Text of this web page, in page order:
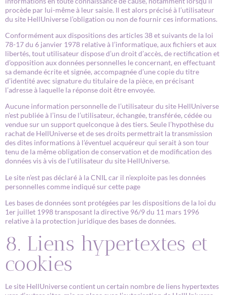
procède par lui-même à leur saisie. Il est alors précisé à l’utilisateur
du site HellUniverse l’obligation ou non de fournir ces informations.
Conformément aux dispositions des articles 38 et suivants de la loi
78-17 du 6 janvier 1978 relative à l’informatique, aux fichiers et aux
libertés, tout utilisateur dispose d’un droit d’accès, de rectification et
d’opposition aux données personnelles le concernant, en effectuant
sa demande écrite et signée, accompagnée d’une copie du titre
d’identité avec signature du titulaire de la pièce, en précisant
l’adresse à laquelle la réponse doit être envoyée.
Aucune information personnelle de l’utilisateur du site HellUniverse
n’est publiée à l’insu de l’utilisateur, échangée, transférée, cédée ou
vendue sur un support quelconque à des tiers. Seule l’hypothèse du
rachat de HellUniverse et de ses droits permettrait la transmission
des dites informations à l’éventuel acquéreur qui serait à son tour
tenu de la même obligation de conservation et de modification des
données vis à vis de l’utilisateur du site HellUniverse.
Le site n’est pas déclaré à la CNIL car il n’exploite pas les données
personnelles comme indiqué sur cette page
Les bases de données sont protégées par les dispositions de la loi du
1er juillet 1998 transposant la directive 96/9 du 11 mars 1996
relative à la protection juridique des bases de données.
8. Liens hypertextes et
cookies
Le site HellUniverse contient un certain nombre de liens hypertextes